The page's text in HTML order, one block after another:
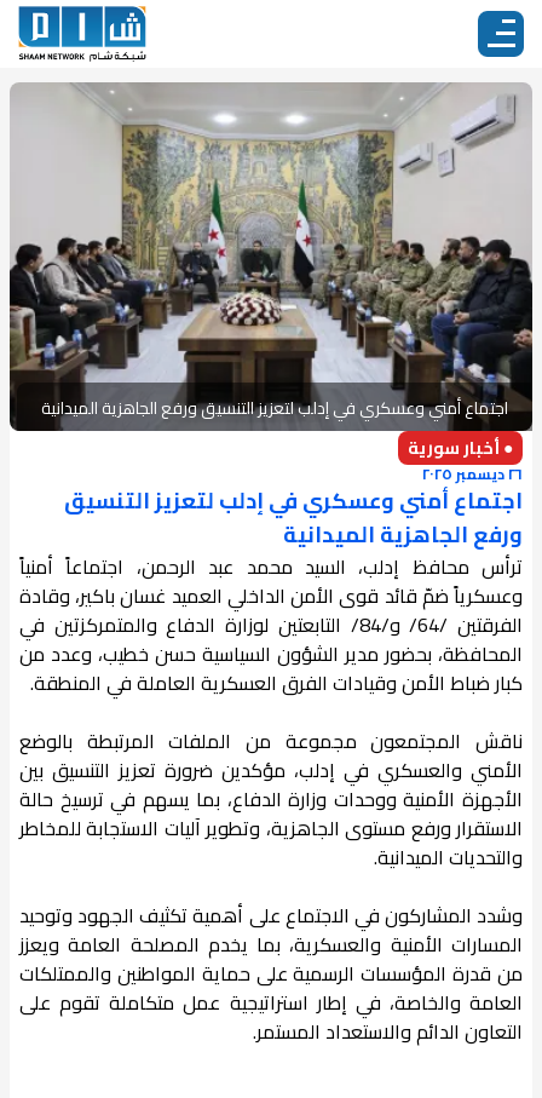
اجتماع أمني وعسكري في إدلب لتعزيز التنسيق ورفع الجاهزية الميدانية
● أخبار سورية
٢٦ ديسمبر ٢٠٢٥
اجتماع أمني وعسكري في إدلب لتعزيز التنسيق
ورفع الجاهزية الميدانية
ترأس محافظ إدلب، السيد محمد عبد الرحمن، اجتماعاً أمنياً
وعسكرياً ضمّ قائد قوى الأمن الداخلي العميد غسان باكير، وقادة
الفرقتين /64/ و/84/ التابعتين لوزارة الدفاع والمتمركزتين في
المحافظة، بحضور مدير الشؤون السياسية حسن خطيب، وعدد من
كبار ضباط الأمن وقيادات الفرق العسكرية العاملة في المنطقة.
ناقش المجتمعون مجموعة من الملفات المرتبطة بالوضع
الأمني والعسكري في إدلب، مؤكدين ضرورة تعزيز التنسيق بين
الأجهزة الأمنية ووحدات وزارة الدفاع، بما يسهم في ترسيخ حالة
الاستقرار ورفع مستوى الجاهزية، وتطوير آليات الاستجابة للمخاطر
والتحديات الميدانية.
وشدد المشاركون في الاجتماع على أهمية تكثيف الجهود وتوحيد
المسارات الأمنية والعسكرية، بما يخدم المصلحة العامة ويعزز
من قدرة المؤسسات الرسمية على حماية المواطنين والممتلكات
العامة والخاصة، في إطار استراتيجية عمل متكاملة تقوم على
التعاون الدائم والاستعداد المستمر.